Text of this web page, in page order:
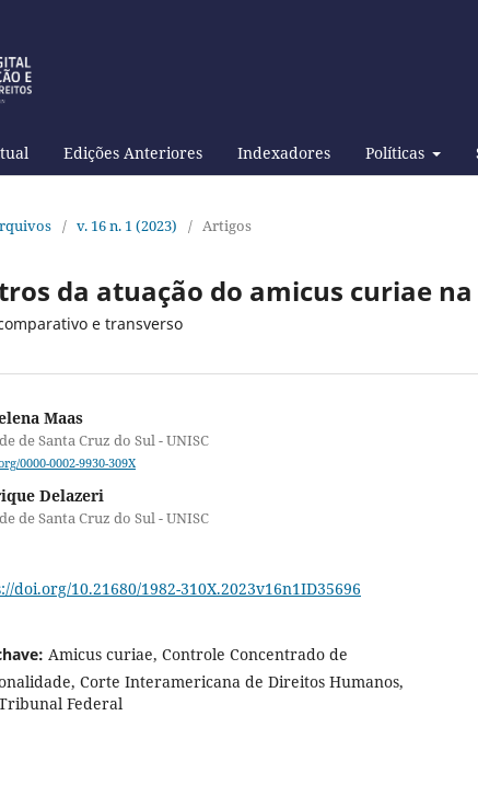
Edições Anteriores Indexadores Políticas
/ v. 16 n. 1 (2023) / Artigos
da atuação do amicus curiae na
e transverso
Maas
de Santa Cruz do Sul - UNISC
0000-0002-9930-309X
Delazeri
de Santa Cruz do Sul - UNISC
doi.org/10.21680/1982-310X.2023v16n1ID35696
Amicus curiae, Controle Concentrado de
Corte Interamericana de Direitos Humanos,
Federal